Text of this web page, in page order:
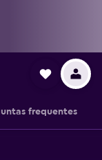
frequentes